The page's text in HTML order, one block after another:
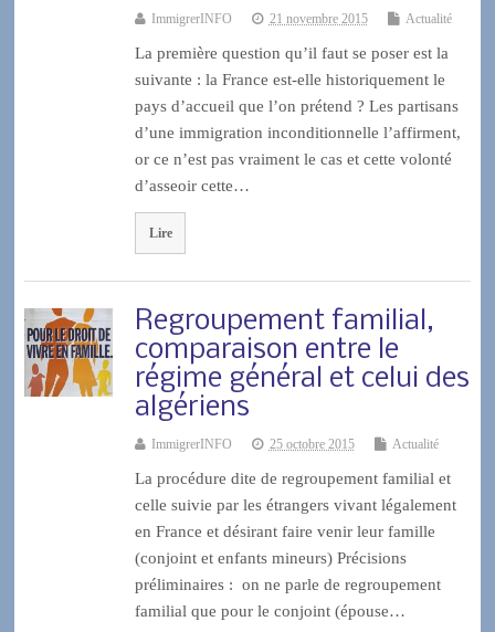
ImmigrerINFO 21 novembre 2015 Actualité
La première question qu’il faut se poser est la
suivante : la France est-elle historiquement le
pays d’accueil que l’on prétend ? Les partisans
d’une immigration inconditionnelle l’affirment,
or ce n’est pas vraiment le cas et cette volonté
d’asseoir cette…
Lire
Regroupement familial,
comparaison entre le
régime général et celui des
algériens
ImmigrerINFO 25 octobre 2015 Actualité
La procédure dite de regroupement familial et
celle suivie par les étrangers vivant légalement
en France et désirant faire venir leur famille
(conjoint et enfants mineurs) Précisions
préliminaires : on ne parle de regroupement
familial que pour le conjoint (épouse…